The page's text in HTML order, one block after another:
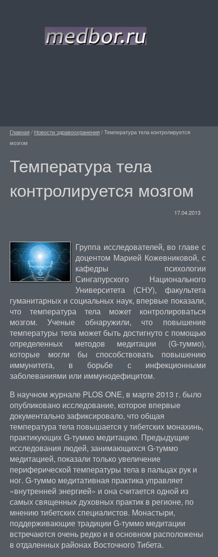
Главная / Новости здравоохранения /Температура тела контролируется
мозгом
Температура тела
контролируется мозгом
17.04.2013
Группа исследователей, во главе с
доцентом Марией Кожевниковой, с
кафедры психологии
Сингапурского Национального
Университета (СНУ), факультета
гуманитарных и социальных наук, впервые показали,
что температура тела может контролироваться
мозгом. Ученые обнаружили, что повышение
температуры тела может быть достигнуто с помощью
определенных методов медитации (G-туммо),
которые могли бы способствовать повышению
иммунитета, в борьбе с инфекционными
заболеваниями или иммунодефицитом.
В научном журнале PLOS ONE, в марте 2013 г. было
опубликовано исследование, которое впервые
документально зафиксировало, что общая
температура тела повышается у тибетских монахинь,
практикующих G-туммо медитацию. Предыдущие
исследования людей, занимающихся G-туммо
медитацией, показали только увеличение
периферической температуры тела в пальцах рук и
ног. G-туммо медитативная практика управляет
«внутренней энергией» и она считается одной из
самых священных духовных практик в регионе, по
мнению тибетских специалистов. Монастыри,
поддерживающие традиции G-туммо медитации
встречаются очень редко и в основном расположены
в отдаленных районах Восточного Тибета.